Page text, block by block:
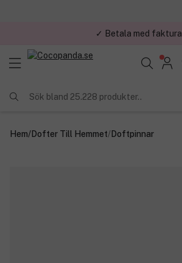
✓ Betala med faktura
Sök bland 25.228 produkter..
Hem/Dofter Till Hemmet/Doftpinnar